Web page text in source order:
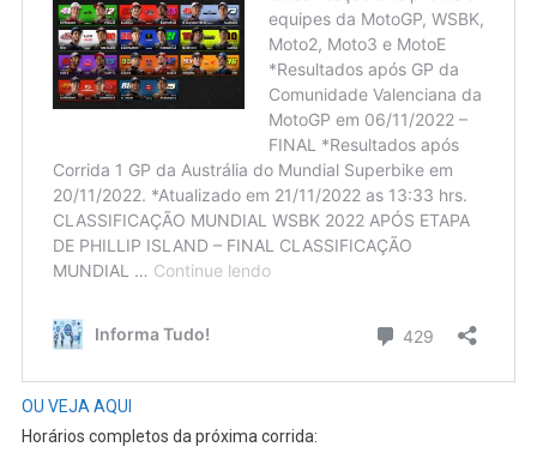
OU VEJA AQUI
Horários completos da próxima corrida: